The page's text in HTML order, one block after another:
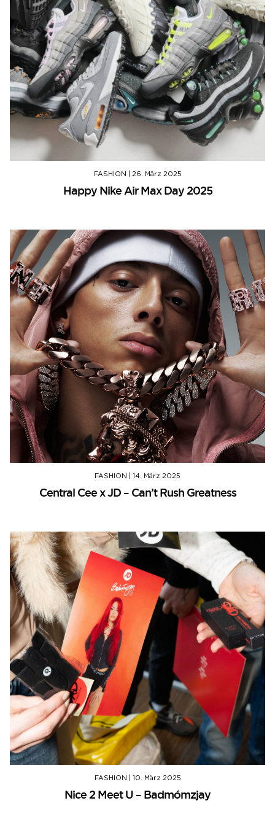
FASHION 26. März 2025
Happy Nike Air Max Day 2025
FASHION 14. März 2025
Central Cee x JD – Can’t Rush Greatness
FASHION 10. März 2025
Nice 2 Meet U – Badmómzjay